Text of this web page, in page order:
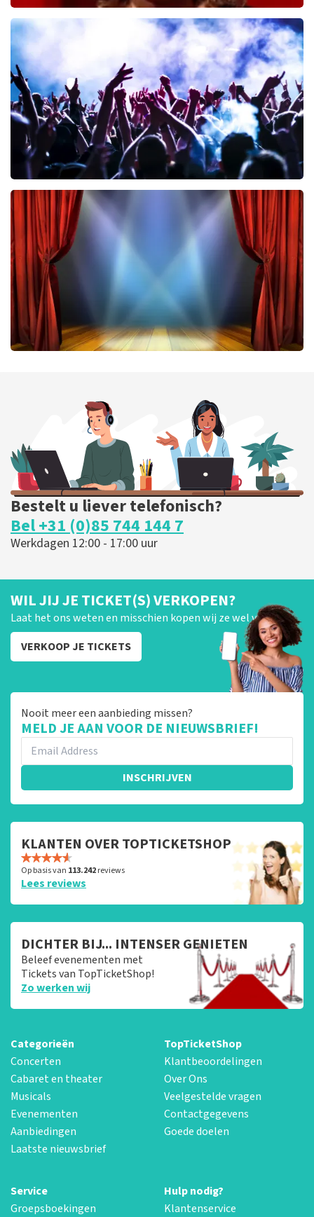
Esther van der Voort
BESTEL NU
Megadeth
456 laatste 30 minuten
BESTEL NU
BESTEL NU
Bestelt u liever telefonisch?
Bel +31 (0)85 744 144 7
Werkdagen 12:00 - 17:00 uur
WIL JIJ JE TICKET(S) VERKOPEN?
Laat het ons weten en misschien kopen wij ze wel van je!
VERKOOP JE TICKETS
Nooit meer een aanbieding missen?
MELD JE AAN VOOR DE NIEUWSBRIEF!
INSCHRIJVEN
KLANTEN OVER TOPTICKETSHOP
Op basis van 113.242reviews
Lees reviews
DICHTER BIJ... INTENSER GENIETEN
Beleef evenementen met
Tickets van TopTicketShop!
Zo werken wij
Categorieën
Concerten
Cabaret en theater
Musicals
Evenementen
Aanbiedingen
Laatste nieuwsbrief
TopTicketShop
Klantbeoordelingen
Over Ons
Veelgestelde vragen
Contactgegevens
Goede doelen
Service
Groepsboekingen
Hulp nodig?
Klantenservice